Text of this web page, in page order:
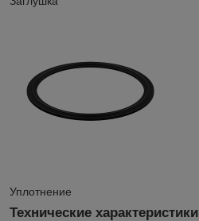
Уплотнение
Технические характеристики